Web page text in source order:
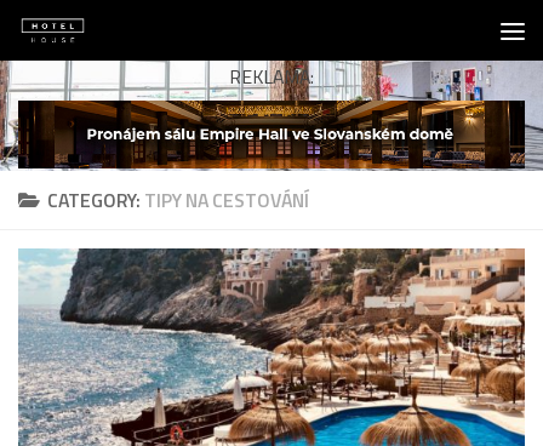
Skip to content
REKLAMA:
CATEGORY: TIPY NA CESTOVÁNÍ